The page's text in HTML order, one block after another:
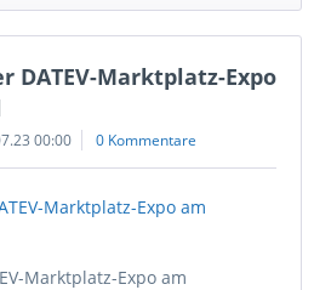
DATEV-Marktplatz-Expo
00:00 0 Kommentare
Marktplatz-Expo am